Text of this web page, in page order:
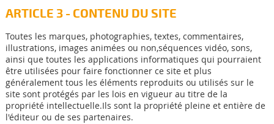
ARTICLE 3 - CONTENU DU SITE
Toutes les marques, photographies, textes, commentaires,
illustrations, images animées ou non,séquences vidéo, sons,
ainsi que toutes les applications informatiques qui pourraient
être utilisées pour faire fonctionner ce site et plus
généralement tous les éléments reproduits ou utilisés sur le
site sont protégés par les lois en vigueur au titre de la
propriété intellectuelle.Ils sont la propriété pleine et entière de
l'éditeur ou de ses partenaires.